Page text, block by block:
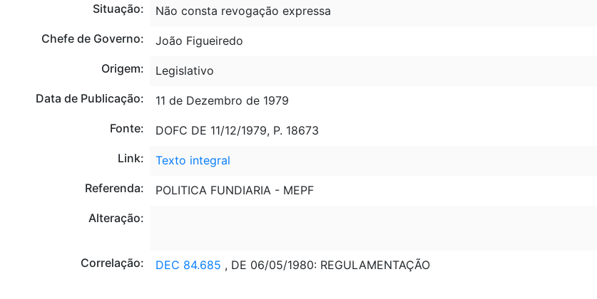
Situação:
Não consta revogação expressa
Chefe de Governo:
João Figueiredo
Origem:
Legislativo
Data de Publicação:
11 de Dezembro de 1979
Fonte:
DOFC DE 11/12/1979, P. 18673
Link:
Texto integral
Referenda:
POLITICA FUNDIARIA - MEPF
Alteração:
Correlação: DEC 84.685 , DE 06/05/1980: REGULAMENTAÇÃO